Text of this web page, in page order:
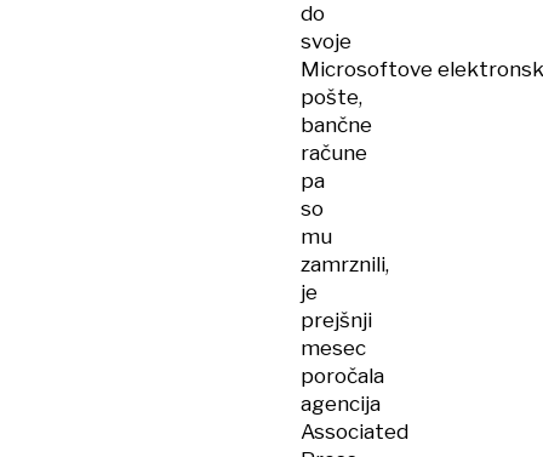
do
svoje
Microsoftove
pošte,
bančne
račune
pa
so
mu
zamrznili,
je
prejšnji
mesec
poročala
agencija
Associated